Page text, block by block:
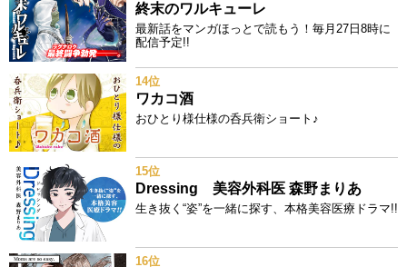
終末のワルキューレ
最新話をマンガほっとで読もう！毎月27日8時に
配信予定!!
14位
ワカコ酒
おひとり様仕様の呑兵衛ショート♪
15位
Dressing 美容外科医 森野まりあ
生き抜く“姿”を一緒に探す、本格美容医療ドラマ!!
16位